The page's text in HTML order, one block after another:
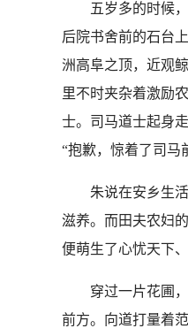
五岁多的时候，
后院书舍前的石台
洲高阜之顶，近观
里不时夹杂着激励
士。司马道士起身
“抱歉，惊着了司马
朱说在安乡生活
滋养。而田夫农妇
便萌生了心忧天下
穿过一片花圃，
前方。向道打量着